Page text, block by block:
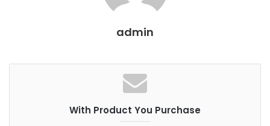
admin
With Product You Purchase